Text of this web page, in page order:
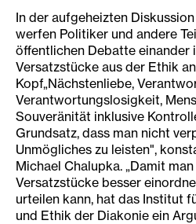
In der aufgeheizten
werfen Politiker und andere
öffentlichen Debatte einander
Versatzstücke aus der Ethik
Kopf„Nächstenliebe,
Verantwortungslosigkeit,
Souveränität inklusive
Grundsatz, dass man nicht
Unmögliches zu leisten",
Michael Chalupka. „Damit
Versatzstücke besser
urteilen kann, hat das Institut
und Ethik der Diakonie ein